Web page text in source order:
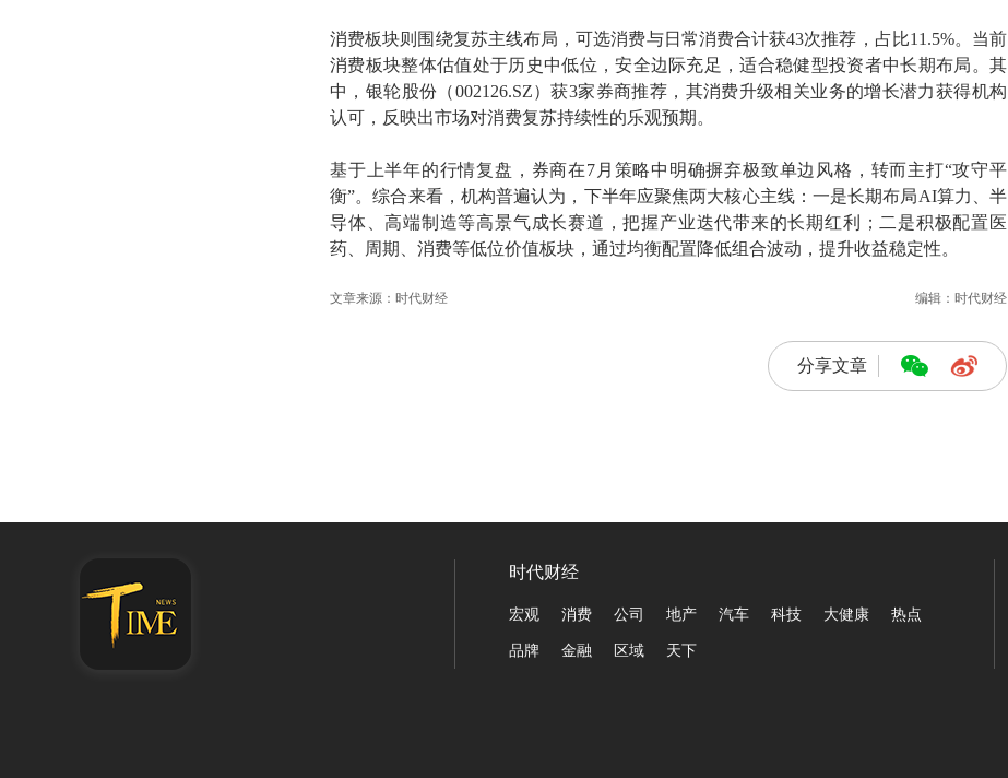
消费板块则围绕复苏主线布局，可选消费与日常消费合计获43次推荐，占比11.5%。当前
消费板块整体估值处于历史中低位，安全边际充足，适合稳健型投资者中长期布局。其
中，银轮股份（002126.SZ）获3家券商推荐，其消费升级相关业务的增长潜力获得机构
认可，反映出市场对消费复苏持续性的乐观预期。
基于上半年的行情复盘，券商在7月策略中明确摒弃极致单边风格，转而主打“攻守平
衡”。综合来看，机构普遍认为，下半年应聚焦两大核心主线：一是长期布局AI算力、半
导体、高端制造等高景气成长赛道，把握产业迭代带来的长期红利；二是积极配置医
药、周期、消费等低位价值板块，通过均衡配置降低组合波动，提升收益稳定性。
文章来源：时代财经 编辑：时代财经
分享文章
时代财经
宏观 消费 公司 地产 汽车 科技 大健康 热点
品牌 金融 区域 天下